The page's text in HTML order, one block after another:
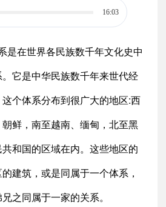
16:03
是在世界各民族数千年文化史中
它是中华民族数千年来世代经
个体系分布到很广大的地区:西
鲜，南至越南、缅甸，北至黑
和国的区域在内。这些地区的
建筑，或是同属于一个体系，
之同属于一家的关系。